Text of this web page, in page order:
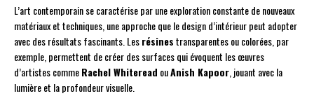
L’art contemporain se caractérise par une exploration constante de nouveaux
matériaux et techniques, une approche que le design d’intérieur peut adopter
avec des résultats fascinants. Lesrésinestransparentes ou colorées, par
exemple, permettent de créer des surfaces qui évoquent les œuvres
d’artistes commeRachel Whiteread ouAnish Kapoor, jouant avec la
lumière et la profondeur visuelle.